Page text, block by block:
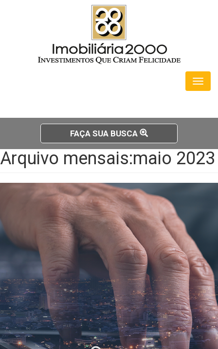
Toggle
FAÇA SUA BUSCA
Arquivo mensais:maio 2023